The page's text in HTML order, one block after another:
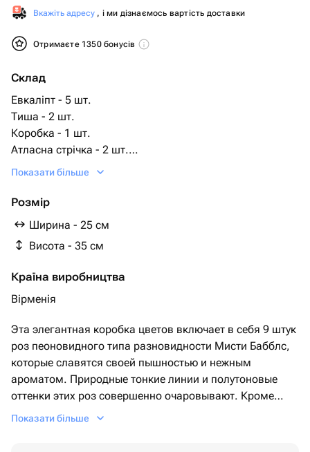
Вкажіть адресу , і ми дізнаємось вартість доставки
Отримаєте 1350 бонусів
Склад
Евкаліпт - 5 шт.
Тиша - 2 шт.
Коробка - 1 шт.
Атласна стрічка - 2 шт.
Містик баббл - 9 шт.
Показати більше
Розмір
Ширина - 25 см
Висота - 35 см
Країна виробництва
Вірменія
Эта элегантная коробка цветов включает в себя 9 штук
роз пеоновидного типа разновидности Мисти Бабблс,
которые славятся своей пышностью и нежным
ароматом. Природные тонкие линии и полутоновые
оттенки этих роз совершенно очаровывают. Кроме
того, композицию великолепно дополняют 5 ветвей
Показати більше